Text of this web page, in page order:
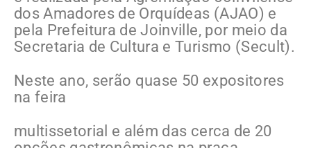
dos Amadores de Orquídeas (AJAO) e
pela Prefeitura de Joinville, por meio da
Secretaria de Cultura e Turismo (Secult).
Neste ano, serão quase 50 expositores
na feira
multissetorial e além das cerca de 20